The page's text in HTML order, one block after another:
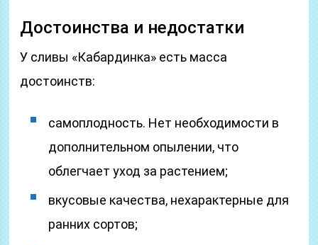
Достоинства и недостатки
У сливы «Кабардинка» есть масса
достоинств:
самоплодность. Нет необходимости в
дополнительном опылении, что
облегчает уход за растением;
вкусовые качества, нехарактерные для
ранних сортов;